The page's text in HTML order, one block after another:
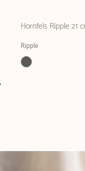
Hornfels Ripple 21
Ripple